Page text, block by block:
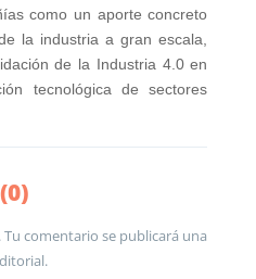
como un aporte concreto
la industria a gran escala,
de la Industria 4.0 en
tecnológica de sectores
(0)
comentario se publicará una